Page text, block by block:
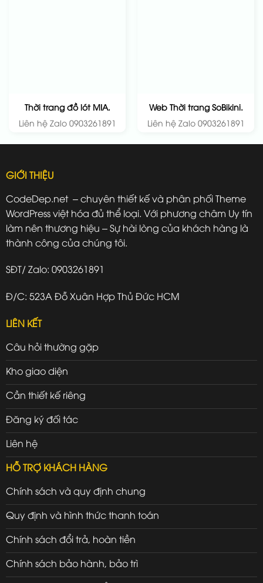
Thời trang đồ lót MIA.
Liên hệ Zalo 0903261891
Web Thời trang SoBikini.
Liên hệ Zalo 0903261891
GIỚI THIỆU
CodeDep.net – chuyên thiết kế và phân phối Theme
WordPress việt hóa đủ thể loại. Với phương châm Uy tín
làm nên thương hiệu – Sự hài lòng của khách hàng là
thành công của chúng tôi.
SĐT/ Zalo: 0903261891
Đ/C: 523A Đỗ Xuân Hợp Thủ Đức HCM
LIÊN KẾT
Câu hỏi thường gặp
Kho giao diện
Cần thiết kế riêng
Đăng ký đối tác
Liên hệ
HỖ TRỢ KHÁCH HÀNG
Chính sách và quy định chung
Quy định và hình thức thanh toán
Chính sách đổi trả, hoàn tiền
Chính sách bảo hành, bảo trì